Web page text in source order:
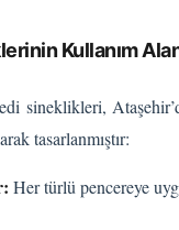
Kullanım
sineklikleri,
tasarlanmıştır:
Her türlü pencereye